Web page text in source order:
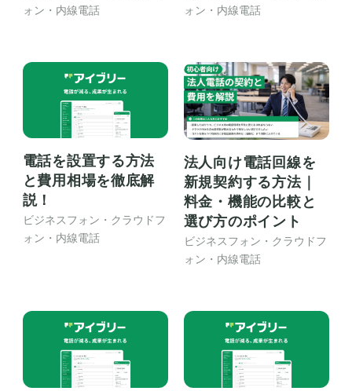
ォン・内線電話
ォン・内線電話
電話を設置する方法
と費用相場を徹底解
説！
ビジネスフォン・クラウドフ
ォン・内線電話
法人向け電話回線を
新規契約する方法｜
料金・機能の比較と
選び方のポイント
ビジネスフォン・クラウドフ
ォン・内線電話